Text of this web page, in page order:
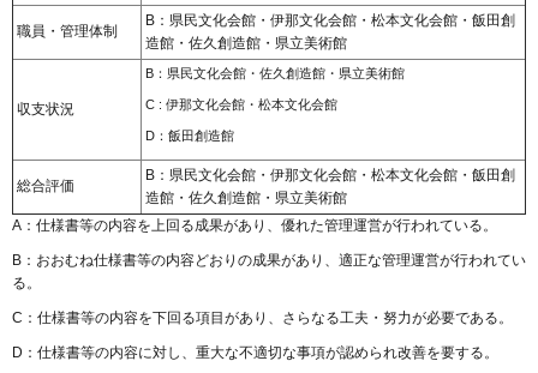
職員・管理体制
B：県民文化会館・伊那文化会館・松本文化会館・飯田創
造館・佐久創造館・県立美術館
収支状況
B：県民文化会館・佐久創造館・県立美術館
C : 伊那文化会館・松本文化会館
D：飯田創造館
総合評価
B：県民文化会館・伊那文化会館・松本文化会館・飯田創
造館・佐久創造館・県立美術館
A：仕様書等の内容を上回る成果があり、優れた管理運営が行われている。
B：おおむね仕様書等の内容どおりの成果があり、適正な管理運営が行われてい
る。
C：仕様書等の内容を下回る項目があり、さらなる工夫・努力が必要である。
D：仕様書等の内容に対し、重大な不適切な事項が認められ改善を要する。